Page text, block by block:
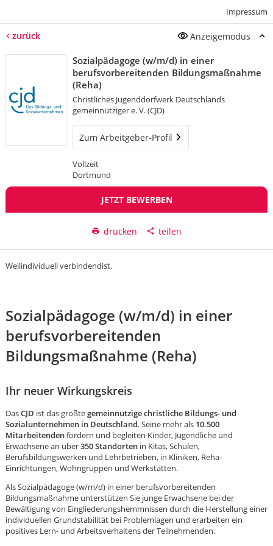
Impressum
zurück Anzeigemodus
Sozialpädagoge (w/m/d) in einer
berufsvorbereitenden Bildungsmaßnahme
(Reha)
Christliches Jugenddorfwerk Deutschlands
gemeinnütziger e. V. (CJD)
Zum Arbeitgeber-Profil
Vollzeit
Dortmund
JETZT BEWERBEN
drucken teilen
Weilindividuell verbindendist.
Sozialpädagoge (w/m/d) in einer
berufsvorbereitenden
Bildungsmaßnahme (Reha)
Ihr neuer Wirkungskreis
DasCJD ist das größtegemeinnützige christliche Bildungs- und
Sozialunternehmen in Deutschland. Seine mehr als 10.500
Mitarbeitendenfördern und begleiten Kinder, Jugendliche und
Erwachsene an über350 Standortenin Kitas, Schulen,
Berufsbildungswerken und Lehrbetrieben, in Kliniken, Reha-
Einrichtungen, Wohngruppen und Werkstätten.
Als Sozialpädagoge (w/m/d) in einer berufsvorbereitenden
Bildungsmaßnahme unterstützen Sie junge Erwachsene bei der
Bewältigung von Eingliederungshemmnissen durch die Herstellung einer
individuellen Grundstabilität bei Problemlagen und erarbeiten ein
positives Lern- und Arbeitsverhaltens der Teilnehmenden.
Karte anzeigen